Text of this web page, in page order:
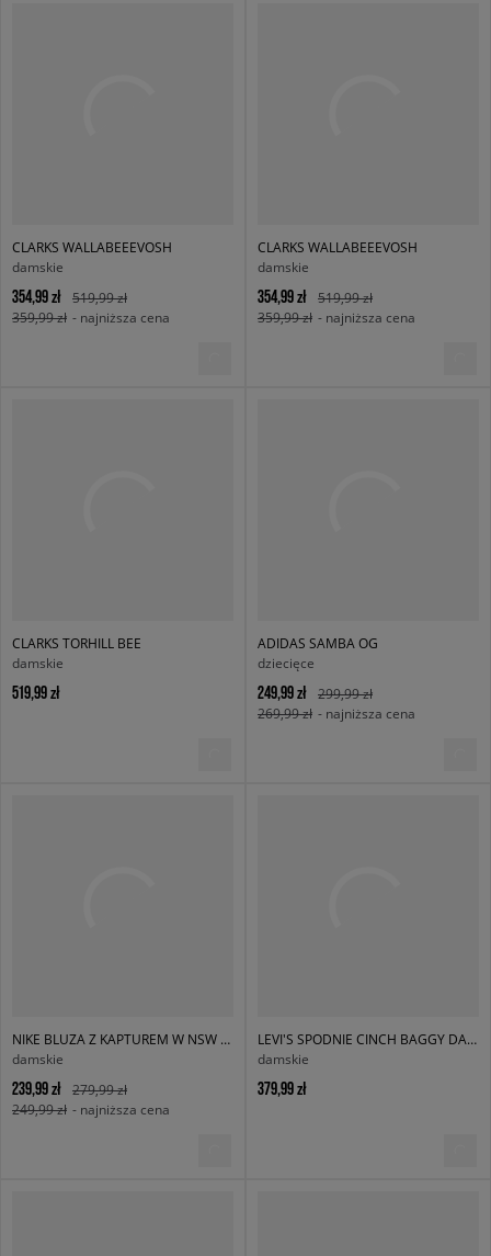
CLARKS WALLABEEEVOSH
damskie
354,99 zł
519,99 zł
359,99 zł - najniższa cena
CLARKS WALLABEEEVOSH
damskie
354,99 zł
519,99 zł
359,99 zł - najniższa cena
CLARKS TORHILL BEE
damskie
519,99 zł
ADIDAS SAMBA OG
dziecięce
249,99 zł
299,99 zł
269,99 zł - najniższa cena
NIKE BLUZA Z KAPTUREM W NSW PHNX FLC OS
damskie
239,99 zł
279,99 zł
249,99 zł - najniższa cena
LEVI'S SPODNIE CINCH BAGGY DARK INDIGO FLAT FINISH
damskie
379,99 zł